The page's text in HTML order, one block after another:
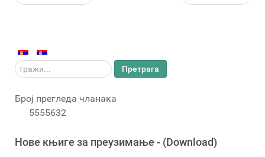
тражи... Претрага
Број прегледа чланака
5555632
Новe књигe за преузимање - (Download)